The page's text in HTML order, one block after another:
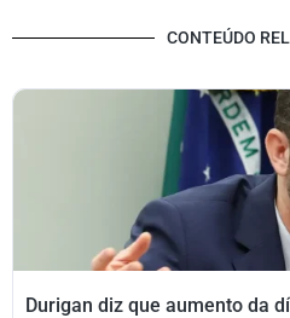
CONTEÚDO
Durigan diz que aumento da